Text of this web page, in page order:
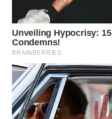
WAHANANEWS
ID
WAHANANEWS
CO ID
WAHANANEWS
NET